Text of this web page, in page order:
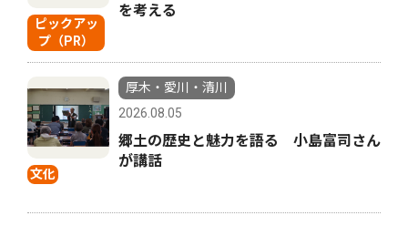
ピックアッ
プ（PR）
を考える
文化
厚木・愛川・清川
2026.08.05
郷土の歴史と魅力を語る 小島富司さん
が講話